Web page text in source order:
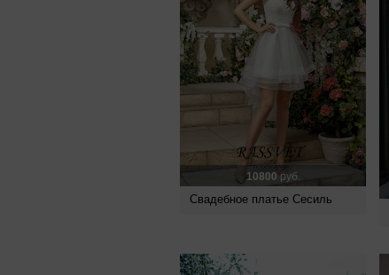
10800 руб.
Свадебное платье Сесиль